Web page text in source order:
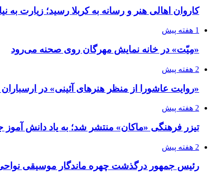
کاروان اهالی هنر و رسانه به کربلا رسید؛ زیارت به
1 هفته پیش
«مِیّت» در خانه نمایش مهرگان روی صحنه می‌رود
2 هفته پیش
«روایت عاشورا از منظر هنرهای آئینی» در
2 هفته پیش
تیزر فرهنگی «ماکان» منتشر شد؛ به یاد دانش آموز
2 هفته پیش
رئیس جمهور درگذشت چهره ماندگار موسیقی